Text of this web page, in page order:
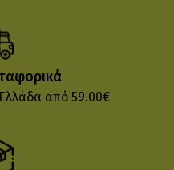
από 59.00€